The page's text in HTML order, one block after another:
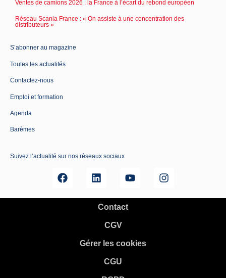
Ventes de camions 2026 : la France à l’écart du rebond européen
Réseau Scania France : « On assiste à une concentration des
distributeurs »
S’abonner au magazine
Toutes les actualités
Contactez-nous
Emploi et formation
Agenda
Barèmes
Suivez l’actualité sur nos réseaux sociaux
Contact
CGV
Gérer les cookies
CGU